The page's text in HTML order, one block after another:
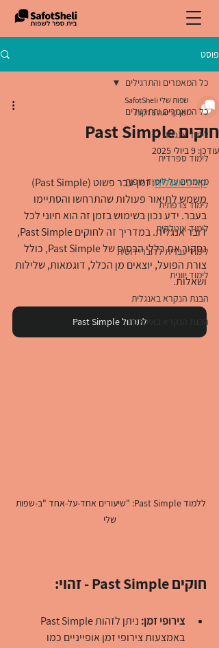
פוסט
כל המאמרים והתרגילים
לימוד אנגלית
לימוד ספרדית
מאמרים על לימוד שפות
לימוד צרפתית
לימוד איטלקית
לימוד עברית לדוברי רוסית
לימוד יוונית
הבנת הנקרא באנגלית
הבנת הנקרא באיטלקית
כל המאמרים והתרגילים
חוקים Past Simple
שפות שלי SafotSheli
זמן קריאה 3 דקות
עודכן: 9 ביולי 2025
קורס אנגלית
: זמן עבר פשוט (Past Simple)
משמש לתיאור פעולות שהתרחשו והסתיימו
בעבר. ידע נכון בשימוש בזמן זה הוא חיוני לכל
דובר אנגלית. במדריך זה לחוקים Past Simple,
נסקור את כללי הבסיס של Past Simple, כולל
צורת הפועל, יוצאים מן הכלל, דוגמאות, שלילות
ושאלות.
לתרגול Past Simple
ללמוד Past Simple: "שיעורים אחד-על-אחד "ב-שפות
שלי
חוקים Past Simple - זהוי:
צירופי זמן:
באמצעות צירופי זמן אופייניים כמו